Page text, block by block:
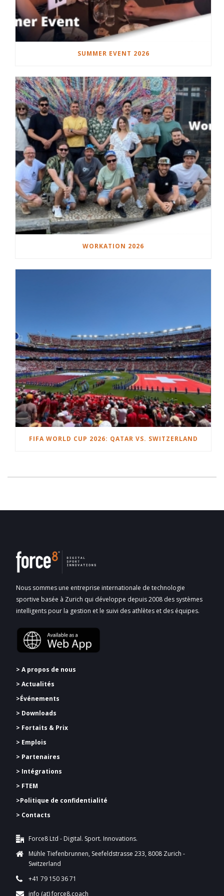
SUMMER EVENT 2026
WORKATION 2026
FIFA WORLD CUP 2026: QATAR VS. SWITZERLAND
Nous sommes une entreprise internationale de technologie
sportive basée à Zurich qui développe depuis 2008 des systèmes
intelligents pour la gestion et le suivi des athlètes et des équipes.
> A propos de nous
> Actualités
>Événements
> Downloads
> Fortaits & Prix
> Emplois
> Partenaires
> Intégrations
> FTEM
>Politique de confidentialité
> Contacts
Force8 Ltd - Digital. Sport. Innovations.
Mühle Tiefenbrunnen, Seefeldstrasse 233, 8008 Zurich -
Switzerland
+41 79 150 36 71
info (at) force8.coach